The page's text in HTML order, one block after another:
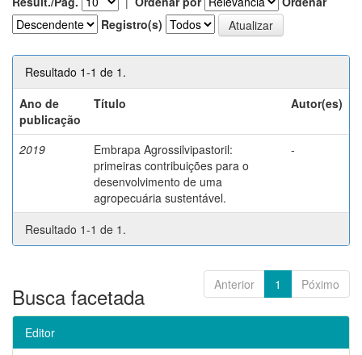
Registro(s)
Resultado 1-1 de 1.
Ano de
publicação
Título Autor(es)
2019
Embrapa Agrossilvipastoril:
primeiras contribuições para o
desenvolvimento de uma
agropecuária sustentável.
-
Resultado 1-1 de 1.
Anterior 1 Póximo
Busca facetada
Editor